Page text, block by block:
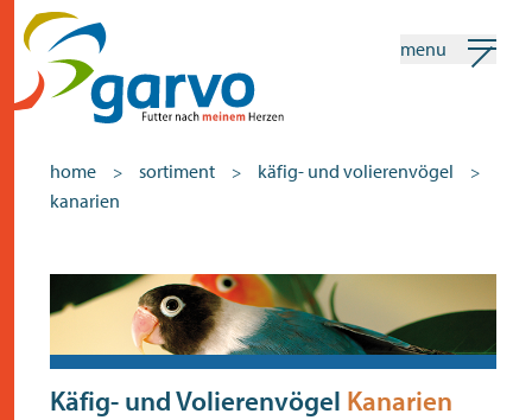
home
das herz
sortiment
menu
home > sortiment > käfig- und volierenvögel >
kanarien
Käfig- und Volierenvögel Kanarien